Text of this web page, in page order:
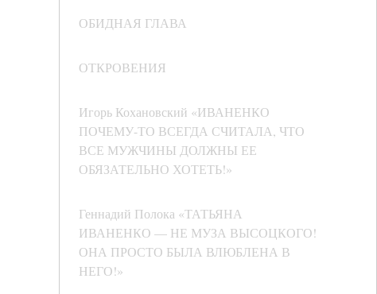
ОБИДНАЯ ГЛАВА
ОТКРОВЕНИЯ
Игорь Кохановский «ИВАНЕНКО
ПОЧЕМУ-ТО ВСЕГДА СЧИТАЛА, ЧТО
ВСЕ МУЖЧИНЫ ДОЛЖНЫ ЕЕ
ОБЯЗАТЕЛЬНО ХОТЕТЬ!»
Геннадий Полока «ТАТЬЯНА
ИВАНЕНКО — НЕ МУЗА ВЫСОЦКОГО!
ОНА ПРОСТО БЫЛА ВЛЮБЛЕНА В
НЕГО!»